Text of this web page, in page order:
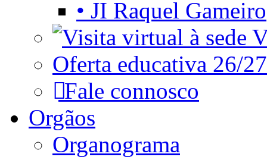
• JI Raquel Gameiro
Oferta educativa 26/27
Fale connosco
Orgãos
Organograma